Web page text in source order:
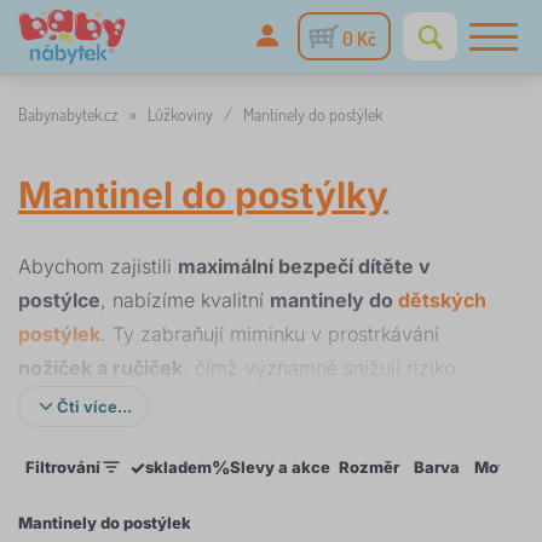
0 Kč
Babynabytek.cz » Lůžkoviny / Mantinely do postýlek
Mantinel do postýlky
Abychom zajistili maximální bezpečí dítěte v
postýlce, nabízíme kvalitní mantinely do dětských
postýlek. Ty zabraňují miminku v prostrkávání
nožiček a ručiček , čímž významně snižují riziko
úrazu.
postýlky,proutěné postýlky
Čti více...
Filtrování ✓skladem%Slevy a akce Rozměr Barva Motiv
Mantinely do postýlek